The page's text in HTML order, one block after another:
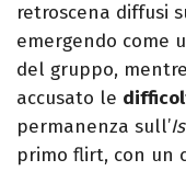
retroscena diffusi
emergendo come
del gruppo,
accusato le
permanenza sull’
primo flirt, con un